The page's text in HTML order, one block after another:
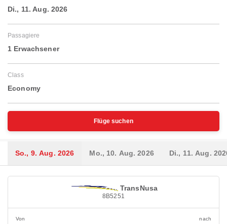
Di., 11. Aug. 2026
Passagiere
1 Erwachsener
Class
Economy
Flüge suchen
So., 9. Aug. 2026 Mo., 10. Aug. 2026 Di., 11. Aug.
TransNusa
8B5251
Von
nach